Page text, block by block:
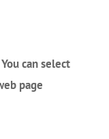
can select
page